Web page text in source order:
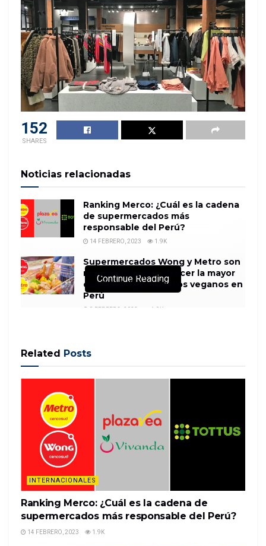
152
SHARES
Noticias relacionadas
Ranking Merco: ¿Cuál es la cadena
de supermercados más
responsable del Perú?
14 FEBRERO, 2023 1.9K
Supermercados Wong y Metro son
reconocidos por ofrecer la mayor
cantidad de productos veganos en
Perú
8 FEBRERO, 2023 1.9K
thriving.
Neighborhood Goods, a self-proclaimed «new type
of department store,» officially opened its doors in
Manhattan’s Chelsea neighborhood last week,
becoming the…
READ MORE
Continue Reading
Related Posts
INTERNACIONALES
Ranking Merco: ¿Cuál es la cadena de
supermercados más responsable del Perú?
14 FEBRERO, 2023 1.9K